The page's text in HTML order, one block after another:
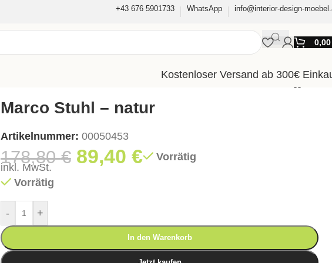
+43 676 5901733 WhatsApp info@interior-design-
Kostenloser Versand ab 300€
Marco Stuhl – natur
Artikelnummer: 00050453
178,80€ 89,40 €
Vorrätig
inkl. MwSt.
Vorrätig
- +
In den Warenkorb